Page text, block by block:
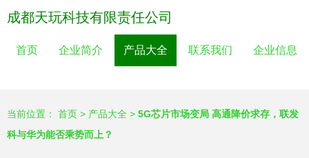
成都天玩科技有限责任公司
首页 企业简介 产品大全 联系我们 企业信息
当前位置： 首页 > 产品大全 > 5G芯片市场变局 高通降价求存，联发
科与华为能否乘势而上？